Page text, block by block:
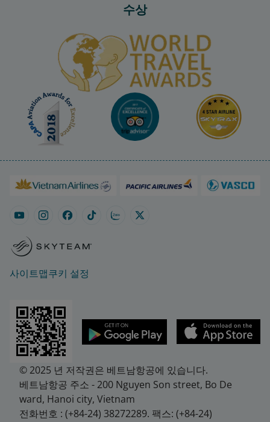
수상
사이트맵쿠키 설정
© 2025 년 저작권은 베트남항공에 있습니다.
베트남항공 주소 - 200 Nguyen Son street, Bo De
ward, Hanoi city, Vietnam
전화번호 : (+84-24) 38272289. 팩스: (+84-24)